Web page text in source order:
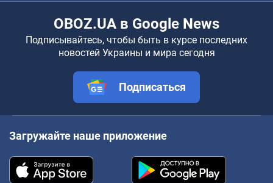
OBOZ.UA в Google News
Подписывайтесь, чтобы быть в курсе последних
новостей Украины и мира сегодня
Подписаться
Загружайте наше приложение